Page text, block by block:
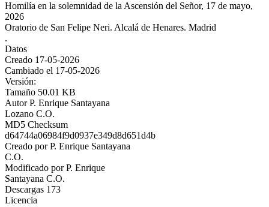
Homilía en la solemnidad de la Ascensión del Señor, 17 de mayo,
2026
Oratorio de San Felipe Neri. Alcalá de Henares. Madrid
.
Datos
Creado 17-05-2026
Cambiado el 17-05-2026
Versión:
Tamaño 50.01 KB
Autor P. Enrique Santayana
Lozano C.O.
MD5 Checksum
d64744a06984f9d0937e349d8d651d4b
Creado porP. Enrique Santayana
C.O.
Modificado porP. Enrique
Santayana C.O.
Descargas 173
Licencia